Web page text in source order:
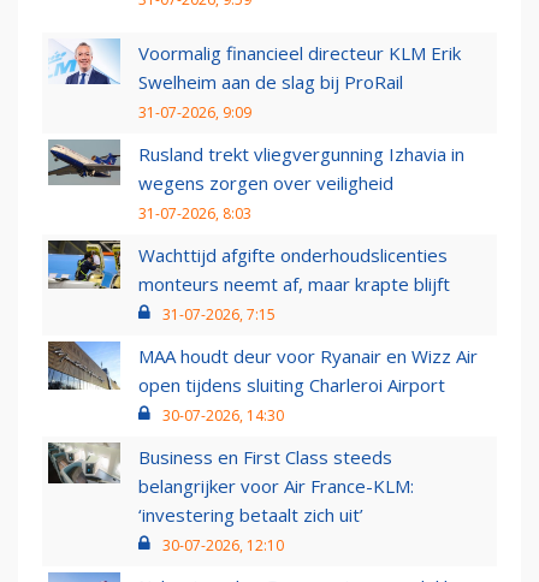
Voormalig financieel directeur KLM Erik
Swelheim aan de slag bij ProRail
31-07-2026, 9:09
Rusland trekt vliegvergunning Izhavia in
wegens zorgen over veiligheid
31-07-2026, 8:03
Wachttijd afgifte onderhoudslicenties
monteurs neemt af, maar krapte blijft
31-07-2026, 7:15
MAA houdt deur voor Ryanair en Wizz Air
open tijdens sluiting Charleroi Airport
30-07-2026, 14:30
Business en First Class steeds
belangrijker voor Air France-KLM:
‘investering betaalt zich uit’
30-07-2026, 12:10